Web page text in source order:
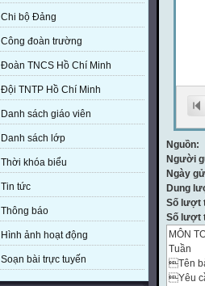
Chi bộ Đảng
Công đoàn trường
Đoàn TNCS Hồ Chí Minh
Đội TNTP Hồ Chí Minh
Danh sách giáo viên
Danh sách lớp
Thời khóa biểu
Tin tức
Thông báo
Hình ảnh hoạt động
Soạn bài trực tuyến
Nguồn:
Người
Ngày
Dung
Số lượt
Số lượt
MÔN
Tuần
Tên
Yêu